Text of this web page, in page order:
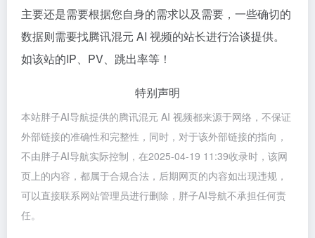
主要还是需要根据您自身的需求以及需要，一些确切的
数据则需要找腾讯混元 AI 视频的站长进行洽谈提供。
如该站的IP、PV、跳出率等！
特别声明
本站胖子AI导航提供的腾讯混元 AI 视频都来源于网络，不保证
外部链接的准确性和完整性，同时，对于该外部链接的指向，
不由胖子AI导航实际控制，在2025-04-19 11:39收录时，该网
页上的内容，都属于合规合法，后期网页的内容如出现违规，
可以直接联系网站管理员进行删除，胖子AI导航不承担任何责
任。